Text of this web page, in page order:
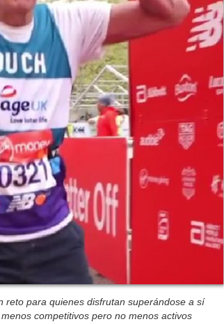
reto para quienes disfrutan superándose a sí
competitivos pero no menos activos